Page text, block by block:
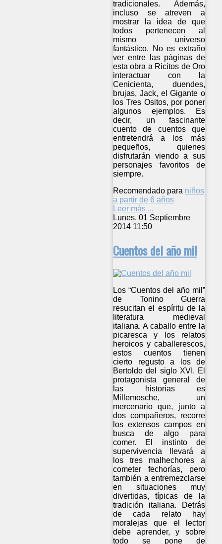
tradicionales. Además,
incluso se atreven a
mostrar la idea de que
todos pertenecen al
mismo universo
fantástico. No es extraño
ver entre las páginas de
esta obra a Ricitos de Oro
interactuar con la
Cenicienta, duendes,
brujas, Jack, el Gigante o
los Tres Ositos, por poner
algunos ejemplos. Es
decir, un fascinante
cuento de cuentos que
entretendrá a los más
pequeños, quienes
disfrutarán viendo a sus
personajes favoritos de
siempre.
Recomendado para niños
a partir de 6 años
Leer más ...
Lunes, 01 Septiembre
2014 11:50
Cuentos del año mil
Los “Cuentos del año mil”
de Tonino Guerra
resucitan el espíritu de la
literatura medieval
italiana. A caballo entre la
picaresca y los relatos
heroicos y caballerescos,
estos cuentos tienen
cierto regusto a los de
Bertoldo del siglo XVI. El
protagonista general de
las historias es
Millemosche, un
mercenario que, junto a
dos compañeros, recorre
los extensos campos en
busca de algo para
comer. El instinto de
supervivencia llevará a
los tres malhechores a
cometer fechorías, pero
también a entremezclarse
en situaciones muy
divertidas, típicas de la
tradición italiana. Detrás
de cada relato hay
moralejas que el lector
debe aprender, y sobre
todo se pone de